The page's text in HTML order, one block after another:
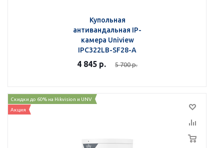
Купольная
антивандальная IP-
камера Uniview
IPC322LB-SF28-A
4 845 р. 5 700р.
Скидки до 60% на Hikvision и UNV
Акция